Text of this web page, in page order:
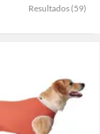
Resultados (59)